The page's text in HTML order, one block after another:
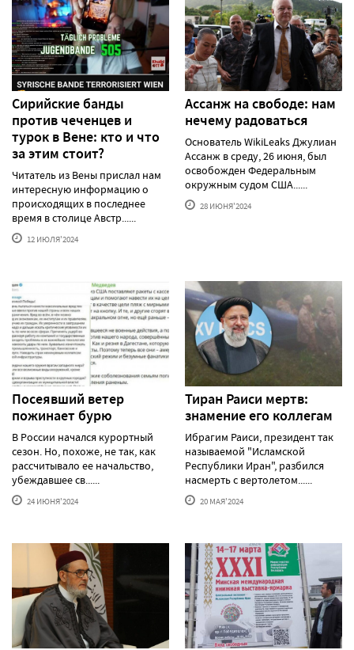
Сирийские банды
против чеченцев и
турок в Вене: кто и что
за этим стоит?
Читатель из Вены прислал нам
интересную информацию о
происходящих в последнее
время в столице Австр......
12 ИЮЛЯ'2024
Ассанж на свободе: нам
нечему радоваться
Основатель WikiLeaks Джулиан
Ассанж в среду, 26 июня, был
освобожден Федеральным
окружным судом США......
28 ИЮНЯ'2024
Посеявший ветер
пожинает бурю
В России начался курортный
сезон. Но, похоже, не так, как
рассчитывало ее начальство,
убеждавшее св......
24 ИЮНЯ'2024
Тиран Раиси мертв:
знамение его коллегам
Ибрагим Раиси, президент так
называемой "Исламской
Республики Иран", разбился
насмерть с вертолетом......
20 МАЯ'2024